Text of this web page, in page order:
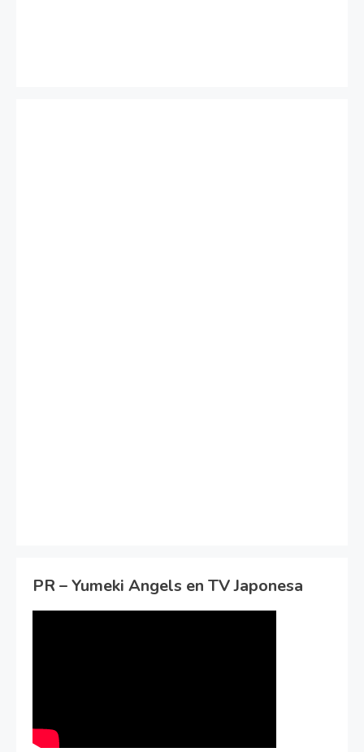
PR – Yumeki Angels en TV Japonesa